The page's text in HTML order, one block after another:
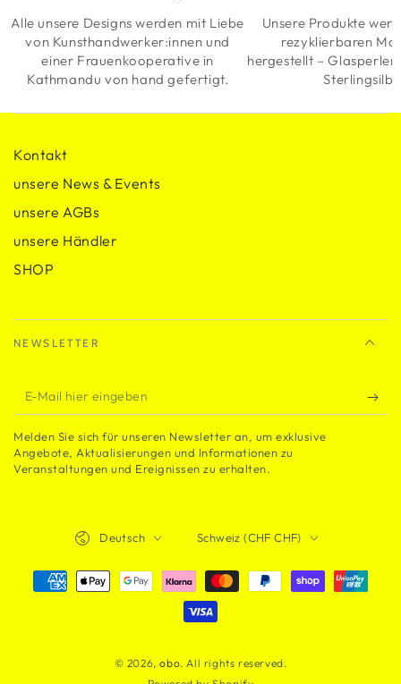
Alle unsere Designs werden mit Liebe
von Kunsthandwerker:innen und
einer Frauenkooperative in
Kathmandu von hand gefertigt.
Unsere Produkte
rezyklierbaren
hergestellt –
Kontakt
unsere News & Events
unsere AGBs
unsere Händler
SHOP
NEWSLETTER
E-
Mail
hier
eingeben
Melden Sie sich für unseren Newsletter an, um exklusive
Angebote, Aktualisierungen und Informationen zu
Veranstaltungen und Ereignissen zu erhalten.
© 2026,obo. All rights reserved.
Deutsch Schweiz (CHF CHF)
Zahlungsmöglichkeiten